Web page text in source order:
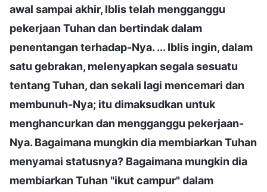
awal sampai akhir, Iblis telah mengganggu
pekerjaan Tuhan dan bertindak dalam
penentangan terhadap-Nya. ... Iblis ingin, dalam
satu gebrakan, melenyapkan segala sesuatu
tentang Tuhan, dan sekali lagi mencemari dan
membunuh-Nya; itu dimaksudkan untuk
menghancurkan dan mengganggu pekerjaan-
Nya. Bagaimana mungkin dia membiarkan Tuhan
menyamai statusnya? Bagaimana mungkin dia
membiarkan Tuhan "ikut campur" dalam